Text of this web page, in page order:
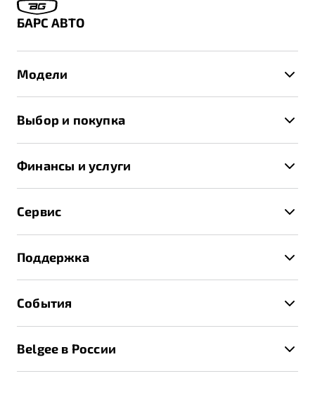
БАРС АВТО
Модели
X70
Выбор и покупка
Записаться на тест-драйв
Получить предложение
Финансы и услуги
Страхование
Расчет КАСКО
Сервис
Техническое обслуживание
Калькулятор ТО
Поддержка
Помощь на дорогах
Belgee Линк
События
Belgee в России